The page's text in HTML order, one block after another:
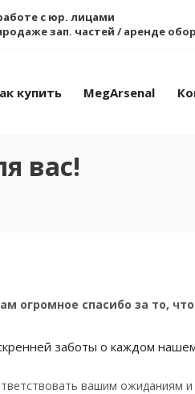
с юр. лицами
зап. частей / аренде
купить MegArsenal
вас!
огромное спасибо за то,
заботы о каждом
вашим ожиданиям и